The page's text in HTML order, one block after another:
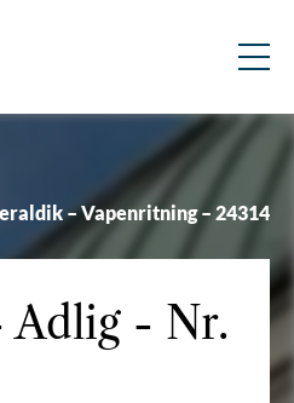
– Vapenritning – 24314
Adlig - Nr.